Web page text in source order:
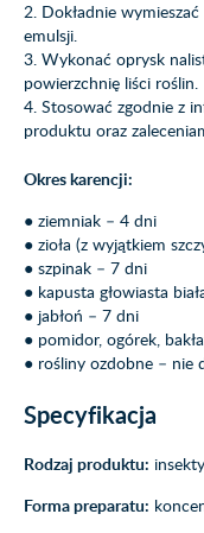
2. Dokładnie
emulsji.
3. Wykonać oprysk
powierzchnię liści roślin.
4. Stosować zgodnie z
produktu oraz
Okres karencji:
● ziemniak – 4 dni
● zioła (z wyjątkiem
● szpinak – 7 dni
● kapusta głowiasta
● jabłoń – 7 dni
● pomidor, ogórek,
● rośliny ozdobne – nie
Specyfikacja
Rodzaj produktu:
Forma preparatu: